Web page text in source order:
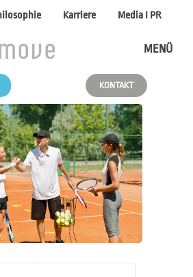
Karriere Media I PR
MENÜ
KONTAKT